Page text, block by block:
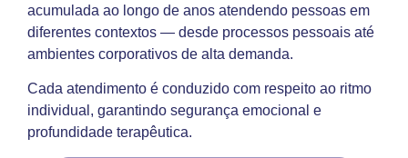
acumulada ao longo de anos atendendo pessoas em
diferentes contextos — desde processos pessoais até
ambientes corporativos de alta demanda.
Cada atendimento é conduzido com respeito ao ritmo
individual, garantindo segurança emocional e
profundidade terapêutica.